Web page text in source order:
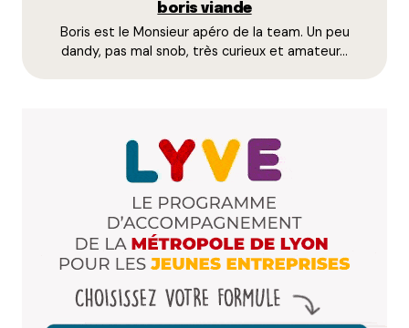
E-mail*
Enregistrer mon nom, mon e-mail et mon site dans le
navigateur pour mon prochain commentaire.
boris viande
Boris est le Monsieur apéro de la team. Un peu
dandy, pas mal snob, très curieux et amateur…